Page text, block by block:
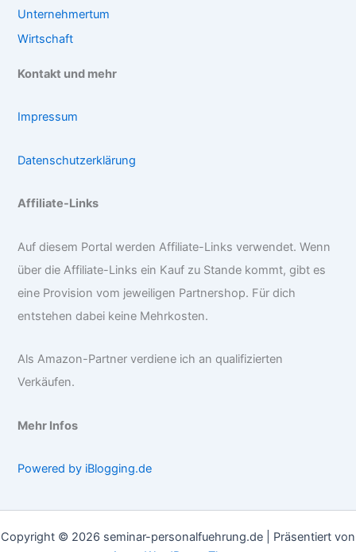
Unternehmertum
Wirtschaft
Kontakt und mehr
Impressum
Datenschutzerklärung
Affiliate-Links
Auf diesem Portal werden Affiliate-Links verwendet. Wenn
über die Affiliate-Links ein Kauf zu Stande kommt, gibt es
eine Provision vom jeweiligen Partnershop. Für dich
entstehen dabei keine Mehrkosten.
Als Amazon-Partner verdiene ich an qualifizierten
Verkäufen.
Mehr Infos
Powered by iBlogging.de
Copyright © 2026 seminar-personalfuehrung.de | Präsentiert von